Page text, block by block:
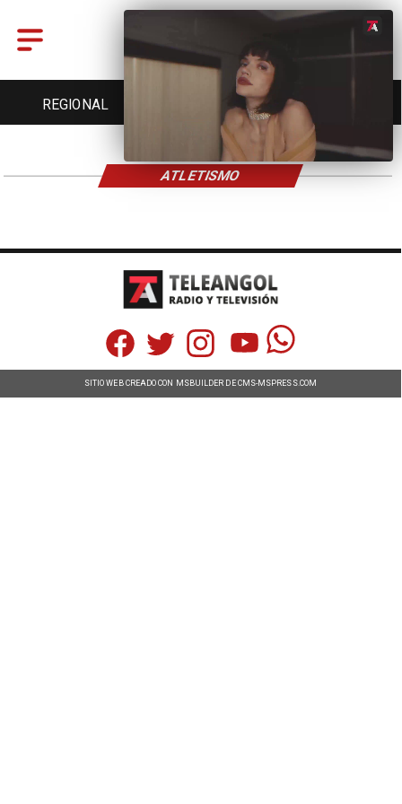
REGIONAL ENTRETENCIÓN DEPORTES
ATLETISMO
SITIO WEB CREADO CON MSBUILDER DE CMS-MSPRESS.COM